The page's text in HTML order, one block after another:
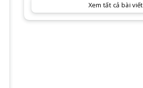
Xem tất cả bài viết